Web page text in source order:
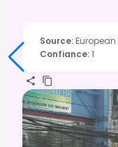
Source:
Confiance:1